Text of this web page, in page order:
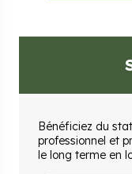
Bénéficiez du
professionnel et
le long terme en